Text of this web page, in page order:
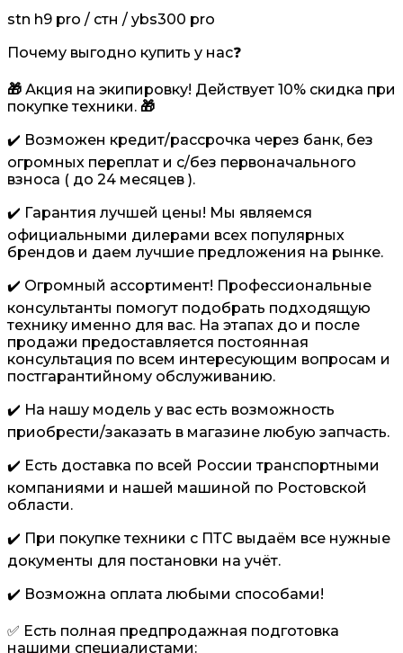
stn h9 pro / стн / ybs300 pro
Почему выгодно купить у нас❓
🎁 Акция на экипировку! Действует 10% скидка при
покупке техники. 🎁
✔️ Возможен кредит/рассрочка через банк, без
огромных переплат и с/без первоначального
взноса ( до 24 месяцев ).
✔️ Гарантия лучшей цены! Мы являемся
официальными дилерами всех популярных
брендов и даем лучшие предложения на рынке.
✔️ Огромный ассортимент! Профессиональные
консультанты помогут подобрать подходящую
технику именно для вас. На этапах до и после
продажи предоставляется постоянная
консультация по всем интересующим вопросам и
постгарантийному обслуживанию.
✔️ На нашу модель у вас есть возможность
приобрести/заказать в магазине любую запчасть.
✔️ Есть доставка по всей России транспортными
компаниями и нашей машиной по Ростовской
области.
✔️ При покупке техники с ПТС выдаём все нужные
документы для постановки на учёт.
✔️ Возможна оплата любыми способами!
✅ Есть полная предпродажная подготовка
нашими специалистами: